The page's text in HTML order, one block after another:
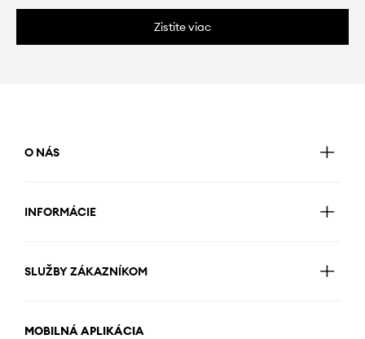
Zistite viac
O NÁS
INFORMÁCIE
SLUŽBY ZÁKAZNÍKOM
MOBILNÁ APLIKÁCIA